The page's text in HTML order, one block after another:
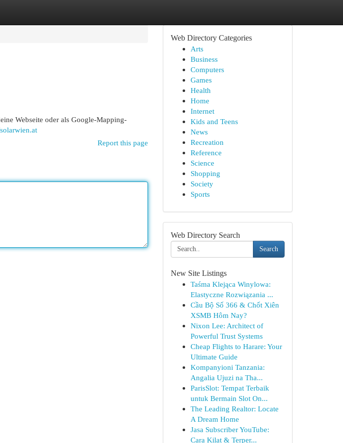
Webseite oder als Google-Mapping-
Report this page
Web Directory Categories
Arts
Business
Computers
Games
Health
Home
Internet
Kids and Teens
News
Recreation
Reference
Science
Shopping
Society
Sports
Web Directory Search
Search
New Site Listings
Taśma Klejąca Winylowa:
Elastyczne Rozwiązania ...
Cầu Bộ Số 366 & Chốt Xiên
XSMB Hôm Nay?
Nixon Lee: Architect of
Powerful Trust Systems
Cheap Flights to Harare: Your
Ultimate Guide
Kompanyioni Tanzania:
Angalia Ujuzi na Tha...
ParisSlot: Tempat Terbaik
untuk Bermain Slot On...
The Leading Realtor: Locate
A Dream Home
Jasa Subscriber YouTube:
Cara Kilat & Terper...